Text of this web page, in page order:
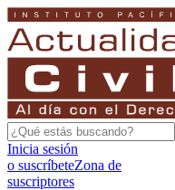
Inicia sesión
o suscríbeteZona de
suscriptores